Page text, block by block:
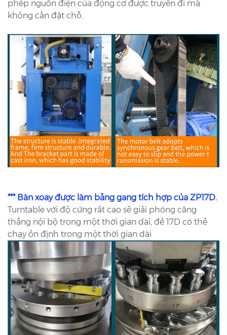
phép nguồn điện của động cơ được truyền đi mà
không cần đặt chỗ.
*** Bàn xoay được làm bằng gang tích hợp của ZP17D.
Turntable với độ cứng rất cao sẽ giải phóng căng
thẳng nội bộ trong một thời gian dài, để 17D có thể
chạy ổn định trong một thời gian dài